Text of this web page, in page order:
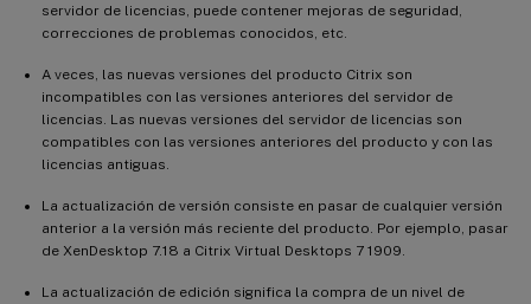
servidor de licencias, puede contener mejoras de seguridad,
correcciones de problemas conocidos, etc.
A veces, las nuevas versiones del producto Citrix son
incompatibles con las versiones anteriores del servidor de
licencias. Las nuevas versiones del servidor de licencias son
compatibles con las versiones anteriores del producto y con las
licencias antiguas.
La actualización de versión consiste en pasar de cualquier versión
anterior a la versión más reciente del producto. Por ejemplo, pasar
de XenDesktop 7.18 a Citrix Virtual Desktops 7 1909.
La actualización de edición significa la compra de un nivel de